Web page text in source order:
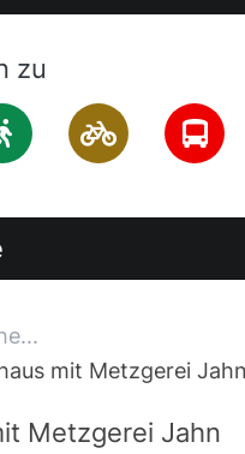
zu
Metzgerei Jahn